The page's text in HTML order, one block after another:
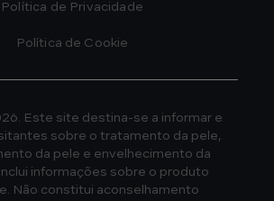
Política de Privacidade
Política de Cookie
Este site destina-se a informar e
sobre o tratamento da pele,
da pele e envelhecimento da
informações sobre o produto
Não constitui aconselhamento